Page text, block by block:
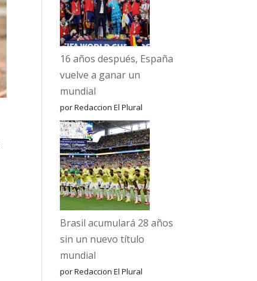
16 años después, España
vuelve a ganar un
mundial
por Redaccion El Plural
Brasil acumulará 28 años
sin un nuevo título
mundial
por Redaccion El Plural